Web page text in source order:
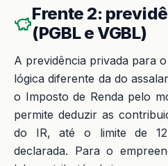
Frente 2:
(PGBL e VGBL)
A previdência privada para
lógica diferente da do
o Imposto de Renda pelo
permite deduzir as
do IR, até o limite de
declarada. Para o